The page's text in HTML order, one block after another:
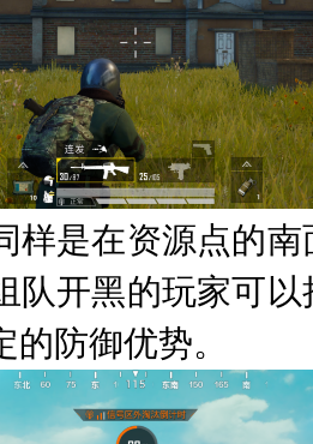
样是在资源点的
队开黑的玩家可
防御优势。